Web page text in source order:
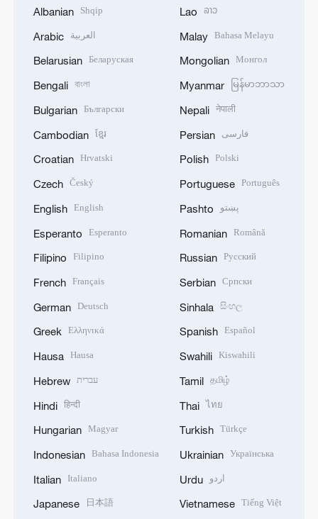
Albanian Shqip
Arabic العربية
Belarusian Беларуская
Bengali বাংলা
Bulgarian Български
Cambodian ខ្មែរ
Croatian Hrvatski
Czech Český
English English
Esperanto Esperanto
Filipino Filipino
French Français
German Deutsch
Greek Ελληνικά
Hausa Hausa
Hebrew עברית
Hindi हिन्दी
Hungarian Magyar
Indonesian Bahasa Indonesia
Italian Italiano
Japanese 日本語
Lao ລາວ
Malay Bahasa Melayu
Mongolian Монгол
Myanmar မြန်မာဘာသာ
Nepali नेपाली
Persian فارسی
Polish Polski
Portuguese Português
Pashto پښتو
Romanian Română
Russian Русский
Serbian Српски
Sinhala සිංහල
Spanish Español
Swahili Kiswahili
Tamil தமிழ்
Thai ไทย
Turkish Türkçe
Ukrainian Українська
Urdu اردو
Vietnamese Tiếng Việt